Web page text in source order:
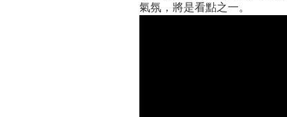
氣氛，將是看點之一。